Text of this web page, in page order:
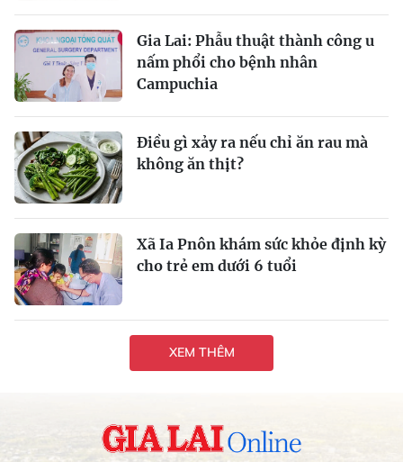
Gia Lai: Phẫu thuật thành công u
nấm phổi cho bệnh nhân
Campuchia
Điều gì xảy ra nếu chỉ ăn rau mà
không ăn thịt?
Xã Ia Pnôn khám sức khỏe định kỳ
cho trẻ em dưới 6 tuổi
XEM THÊM